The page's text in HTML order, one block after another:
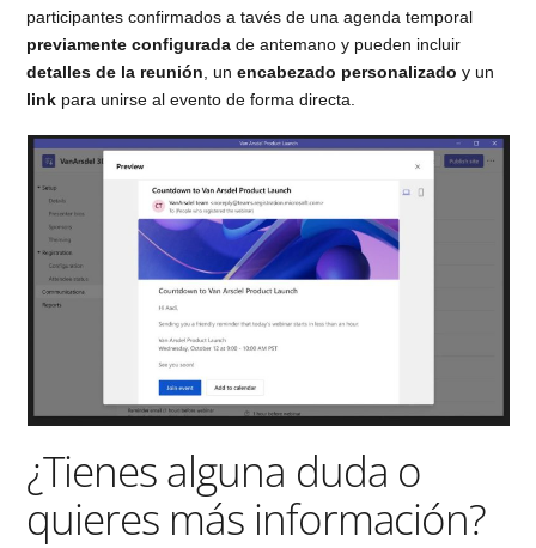
participantes confirmados a tavés de una agenda temporal
previamente configuradade antemano y pueden incluir
detalles de la reunión , unencabezado personalizado y un
link para unirse al evento de forma directa.
¿Tienes alguna duda o
quieres más información?